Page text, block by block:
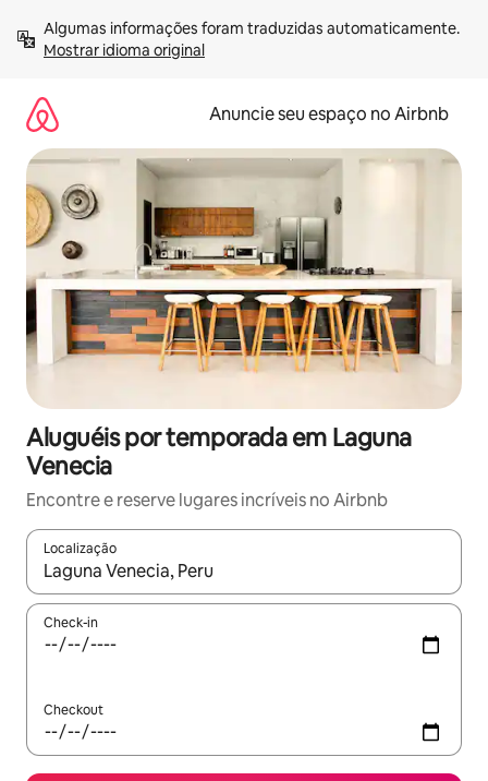
para
Mostrar idioma original
Anuncie seu espaço no Airbnb
Aluguéis por temporada em Laguna
Venecia
Encontre e reserve lugares incríveis no Airbnb
Localização
Quando os resultados estiverem disponíveis, explore-os
Check-in
Checkout